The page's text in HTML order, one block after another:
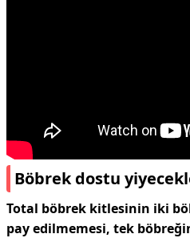
Böbrek dostu
Total böbrek kitlesinin iki
pay edilmemesi, tek